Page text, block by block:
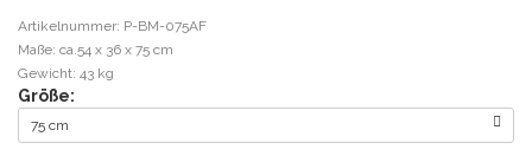
Artikelnummer: P-BM-075AF
Maße: ca.54 x 36 x 75 cm
Gewicht: 43 kg
Größe:
75 cm